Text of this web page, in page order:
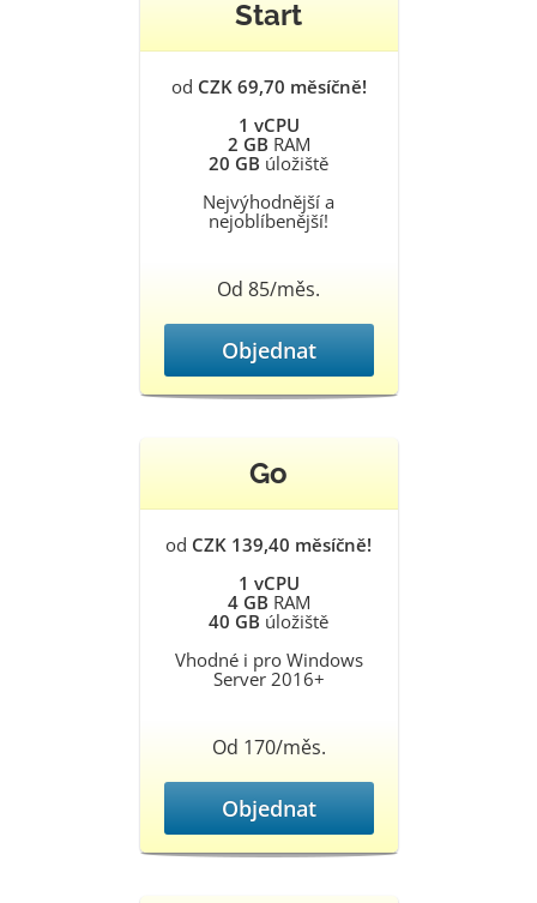
Start
od CZK 69,70 měsíčně!
1 vCPU
2 GB RAM
20 GB úložiště
Nejvýhodnější a
nejoblíbenější!
Od 85/měs.
Objednat
Go
od CZK 139,40 měsíčně!
1 vCPU
4 GB RAM
40 GB úložiště
Vhodné i pro Windows
Server 2016+
Od 170/měs.
Objednat